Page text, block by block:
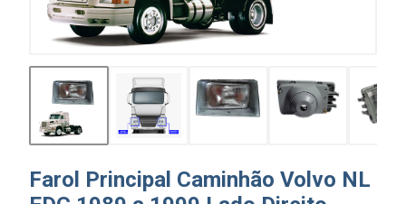
Farol Principal Caminhão Volvo NL